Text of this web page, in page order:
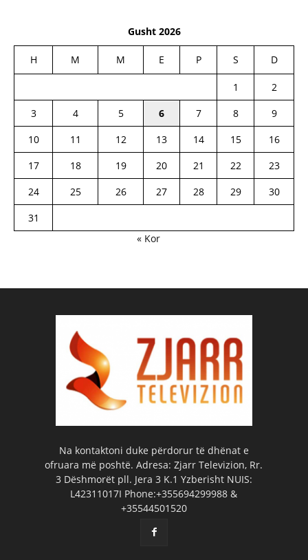
Gusht 2026
H M M E P S D
1
2
3
4 5 6 7 8
9
10
11 12 13 14 15
16
17
18 19 20 21 22
23
24
25 26 27 28 29
30
31
« Kor
Na kontaktoni duke përdorur të dhënat e
ofruara më poshtë. Adresa: Zjarr Televizion, Rr.
3 Dëshmorët pll. Jera 3 K.1 Yzberisht NUIS:
L42311017I Phone:+355694299988 &
+35544501520